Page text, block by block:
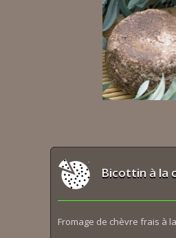
Bicottin à la
Fromage de chèvre frais à